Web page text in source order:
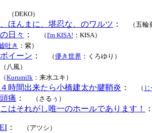
（DEKO）
ほんまに、堪忍な、のワルツ ： （五輪
日々 ： （I'm KISA! ：KISA）
吐き ：紫）
イーン ： （儚き世界 ：くろゆり）
（八風）
（Kurumilk ：来水ユキ）
時間出来たら小橋建太か腱鞘炎 ： （
痛 ： （さるぅ）
はそれがし唯一のホールであります！ ：
： （アツシ）